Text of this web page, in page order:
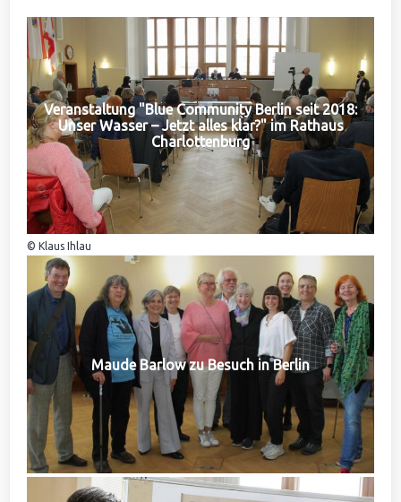
Veranstaltung "Blue Community Berlin seit 2018:
Unser Wasser – Jetzt alles klar?" im Rathaus
Charlottenburg
© Klaus Ihlau
Maude Barlow zu Besuch in Berlin